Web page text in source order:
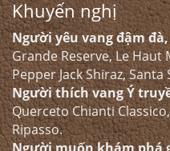
Khuyến nghị
Người yêu vang đậm
Grande Reserve, Le Haut
Pepper Jack Shiraz,
Người thích vang Ý
Querceto Chianti
Ripasso.